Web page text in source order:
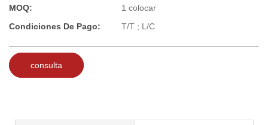
MOQ:
1 colocar
Condiciones De Pago:
T/T ; L/C
consulta